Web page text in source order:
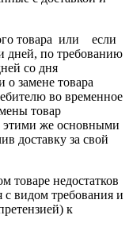
товара или если
дней, по требованию
со дня
о замене товара
во временное
товар
этими же основными
доставку за свой
товаре недостатков
видом требования и
к